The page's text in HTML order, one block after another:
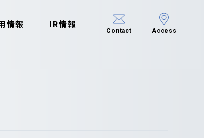
情報 IR情報
Contact Access